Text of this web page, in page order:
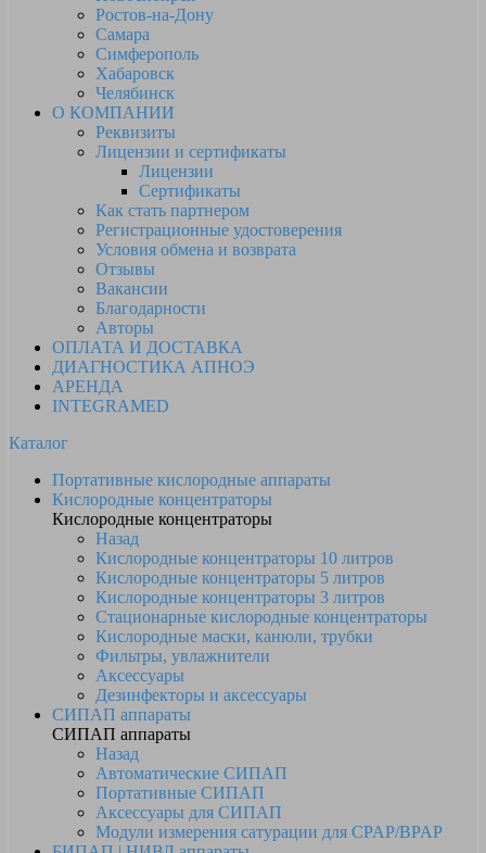
Ростов-на-Дону
Самара
Симферополь
Хабаровск
Челябинск
О КОМПАНИИ
Реквизиты
Лицензии и сертификаты
Лицензии
Сертификаты
Как стать партнером
Регистрационные удостоверения
Условия обмена и возврата
Отзывы
Вакансии
Благодарности
Авторы
ОПЛАТА И ДОСТАВКА
ДИАГНОСТИКА АПНОЭ
АРЕНДА
INTEGRAMED
Каталог
Портативные кислородные аппараты
Кислородные концентраторы
Кислородные концентраторы
Назад
Кислородные концентраторы 10 литров
Кислородные концентраторы 5 литров
Кислородные концентраторы 3 литров
Стационарные кислородные концентраторы
Кислородные маски, канюли, трубки
Фильтры, увлажнители
Аксессуары
Дезинфекторы и аксессуары
СИПАП аппараты
СИПАП аппараты
Назад
Автоматические СИПАП
Портативные СИПАП
Аксессуары для СИПАП
Модули измерения сатурации для CPAP/BPAP